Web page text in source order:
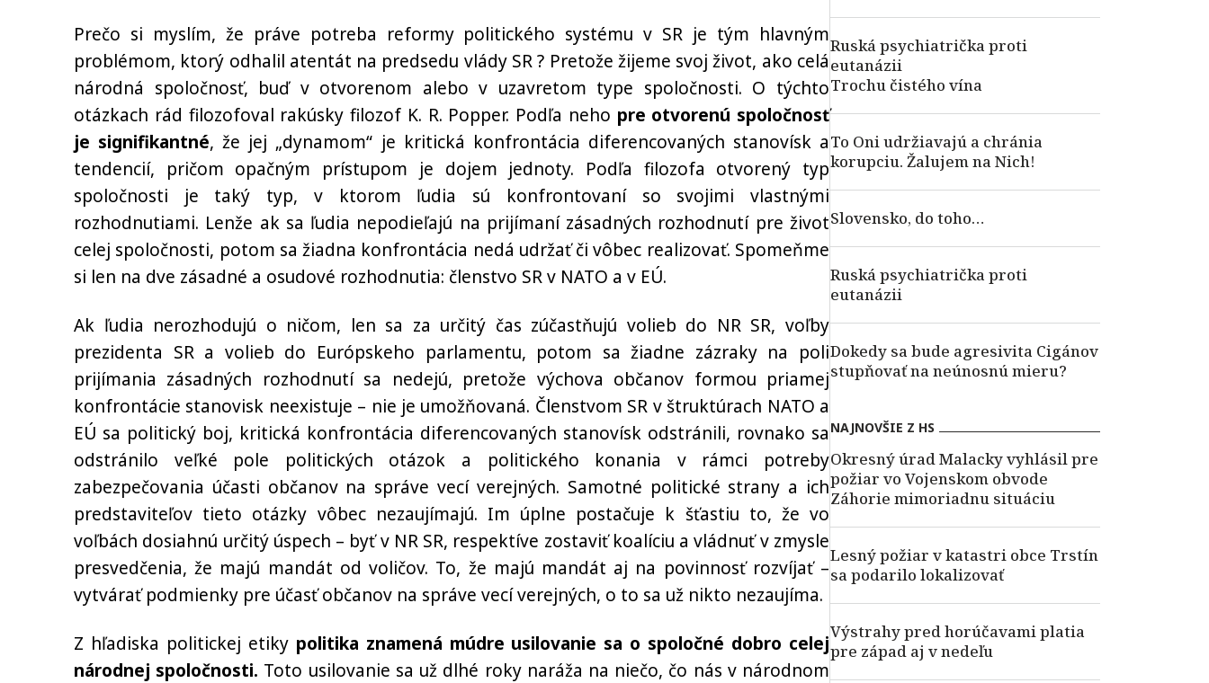
Prečo si myslím, že práve potreba reformy politického systému v SR je tým hlavným
problémom, ktorý odhalil atentát na predsedu vlády SR ? Pretože žijeme svoj život, ako celá
národná spoločnosť, buď v otvorenom alebo v uzavretom type spoločnosti. O týchto
otázkach rád filozofoval rakúsky filozof K. R. Popper. Podľa neho pre otvorenú spoločnosť
je signifikantné, že jej „dynamom“ je kritická konfrontácia diferencovaných stanovísk a
tendencií, pričom opačným prístupom je dojem jednoty. Podľa filozofa otvorený typ
spoločnosti je taký typ, v ktorom ľudia sú konfrontovaní so svojimi vlastnými
rozhodnutiami. Lenže ak sa ľudia nepodieľajú na prijímaní zásadných rozhodnutí pre život
celej spoločnosti, potom sa žiadna konfrontácia nedá udržať či vôbec realizovať. Spomeňme
si len na dve zásadné a osudové rozhodnutia: členstvo SR v NATO a v EÚ.
Ak ľudia nerozhodujú o ničom, len sa za určitý čas zúčastňujú volieb do NR SR, voľby
prezidenta SR a volieb do Európskeho parlamentu, potom sa žiadne zázraky na poli
prijímania zásadných rozhodnutí sa nedejú, pretože výchova občanov formou priamej
konfrontácie stanovisk neexistuje – nie je umožňovaná. Členstvom SR v štruktúrach NATO a
EÚ sa politický boj, kritická konfrontácia diferencovaných stanovísk odstránili, rovnako sa
odstránilo veľké pole politických otázok a politického konania v rámci potreby
zabezpečovania účasti občanov na správe vecí verejných. Samotné politické strany a ich
predstaviteľov tieto otázky vôbec nezaujímajú. Im úplne postačuje k šťastiu to, že vo
voľbách dosiahnú určitý úspech – byť v NR SR, respektíve zostaviť koalíciu a vládnuť v zmysle
presvedčenia, že majú mandát od voličov. To, že majú mandát aj na povinnosť rozvíjať –
vytvárať podmienky pre účasť občanov na správe vecí verejných, o to sa už nikto nezaujíma.
Z hľadiska politickej etiky politika znamená múdre usilovanie sa o spoločné dobro celej
národnej spoločnosti. Toto usilovanie sa už dlhé roky naráža na niečo, čo nás v národnom
Ruská psychiatrička proti
eutanázii
Trochu čistého vína
To Oni udržiavajú a chránia
korupciu. Žalujem na Nich!
Slovensko, do toho…
Ruská psychiatrička proti
eutanázii
Dokedy sa bude agresivita Cigánov
stupňovať na neúnosnú mieru?
NAJNOVŠIE Z HS
Okresný úrad Malacky vyhlásil pre
požiar vo Vojenskom obvode
Záhorie mimoriadnu situáciu
Lesný požiar v katastri obce Trstín
sa podarilo lokalizovať
Výstrahy pred horúčavami platia
pre západ aj v nedeľu